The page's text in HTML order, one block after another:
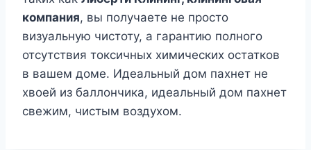
компания, вы получаете не просто
визуальную чистоту, а гарантию полного
отсутствия токсичных химических остатков
в вашем доме. Идеальный дом пахнет не
хвоей из баллончика, идеальный дом пахнет
свежим, чистым воздухом.